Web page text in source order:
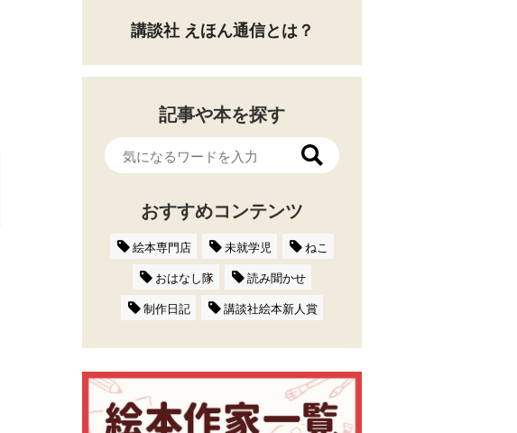
講談社 えほん通信とは？
記事や本を探す
おすすめコンテンツ
絵本専門店 未就学児
ねこ
おはなし隊
読み聞かせ
制作日記
講談社絵本新人賞